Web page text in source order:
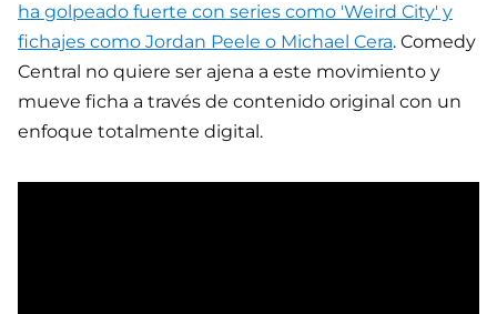
ha golpeado fuerte con series como 'Weird City' y
fichajes como Jordan Peele o Michael Cera. Comedy
Central no quiere ser ajena a este movimiento y
mueve ficha a través de contenido original con un
enfoque totalmente digital.